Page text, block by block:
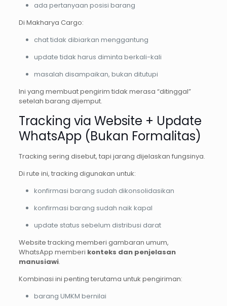
ada pertanyaan posisi barang
Di Makharya Cargo:
chat tidak dibiarkan menggantung
update tidak harus diminta berkali-kali
masalah disampaikan, bukan ditutupi
Ini yang membuat pengirim tidak merasa “ditinggal”
setelah barang dijemput.
Tracking via Website + Update
WhatsApp (Bukan Formalitas)
Tracking sering disebut, tapi jarang dijelaskan fungsinya.
Di rute ini, tracking digunakan untuk:
konfirmasi barang sudah dikonsolidasikan
konfirmasi barang sudah naik kapal
update status sebelum distribusi darat
Website tracking memberi gambaran umum,
WhatsApp memberi konteks dan penjelasan
manusiawi.
Kombinasi ini penting terutama untuk pengiriman:
barang UMKM bernilai